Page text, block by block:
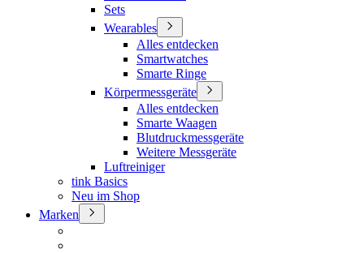
Sets
Wearables
Alles entdecken
Smartwatches
Smarte Ringe
Körpermessgeräte
Alles entdecken
Smarte Waagen
Blutdruckmessgeräte
Weitere Messgeräte
Luftreiniger
tink Basics
Neu im Shop
Marken